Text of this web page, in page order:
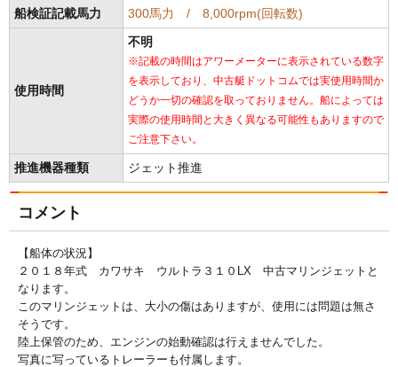
船検証記載馬力 300馬力 / 8,000rpm(回転数)
使用時間
不明
※記載の時間はアワーメーターに表示されている数字
を表示しており、中古艇ドットコムでは実使用時間か
どうか一切の確認を取っておりません。船によっては
実際の使用時間と大きく異なる可能性もありますので
ご注意下さい。
推進機器種類 ジェット推進
コメント
【船体の状況】
２０１８年式 カワサキ ウルトラ３１０LX 中古マリンジェットと
なります。
このマリンジェットは、大小の傷はありますが、使用には問題は無さ
そうです。
陸上保管のため、エンジンの始動確認は行えませんでした。
写真に写っているトレーラーも付属します。